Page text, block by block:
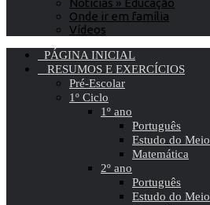
Notícias » Educação
Onde ir em família
Vídeos
PÁGINA INICIAL
RESUMOS E EXERCÍCIOS
Pré-Escolar
1º Ciclo
1º ano
Português
Estudo do Meio
Matemática
2º ano
Português
Estudo do Meio